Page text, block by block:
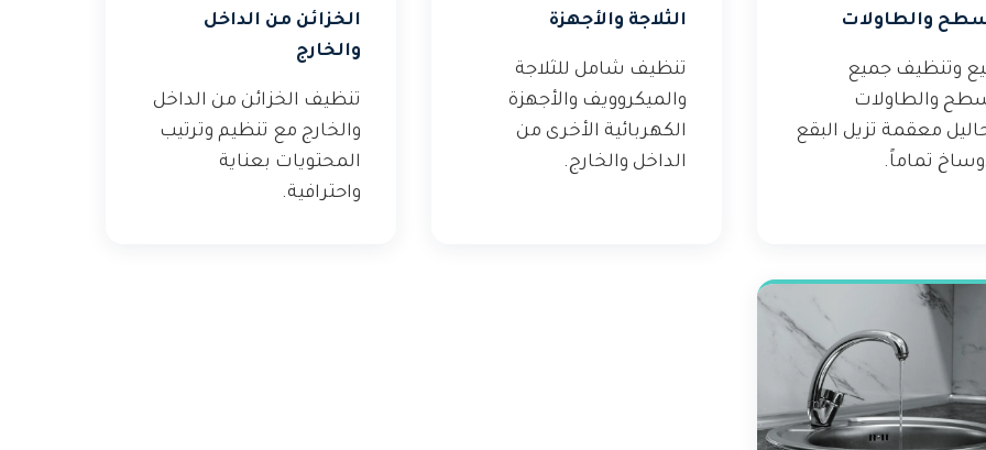
والطاولات
وتنظيف جميع
والطاولات
معقمة تزيل البقع
تماماً.
الثلاجة والأجهزة
تنظيف شامل للثلاجة
والميكروويف والأجهزة
الكهربائية الأخرى من
الداخل والخارج.
الخزائن من الداخل
والخارج
تنظيف الخزائن من الداخل
والخارج مع تنظيم وترتيب
المحتويات بعناية
واحترافية.